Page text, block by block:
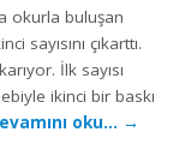
okurla buluşan
sayısını çıkarttı.
İlk sayısı
ikinci bir baskı
oku… →